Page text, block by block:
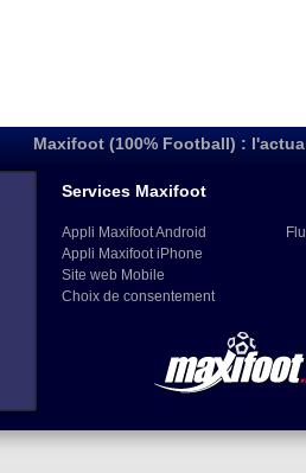
Maxifoot (100% Football) :
Services Maxifoot
Appli Maxifoot Android
Appli Maxifoot iPhone
Site web Mobile
Choix de consentement